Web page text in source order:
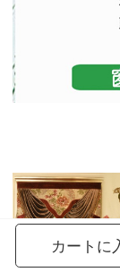
カートに